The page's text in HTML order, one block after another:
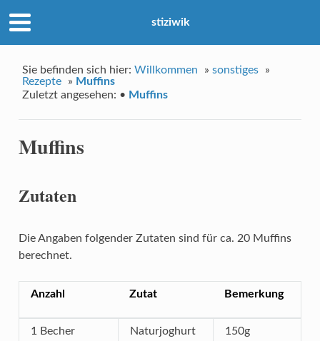
stiziwik
Sie befinden sich hier:Willkommen »sonstiges
»
Rezepte
» Muffins
Zuletzt angesehen: • Muffins
Muffins
Zutaten
Die Angaben folgender Zutaten sind für ca. 20 Muffins
berechnet.
Anzahl Zutat Bemerkung
1 Becher Naturjoghurt 150g